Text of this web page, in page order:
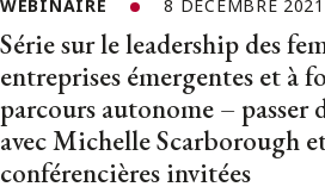
WEBINAIRE 8 DÉCEMBRE 2021
Série sur le leadership des
entreprises émergentes et à
parcours autonome – passer
avec Michelle Scarborough
conférencières invitées